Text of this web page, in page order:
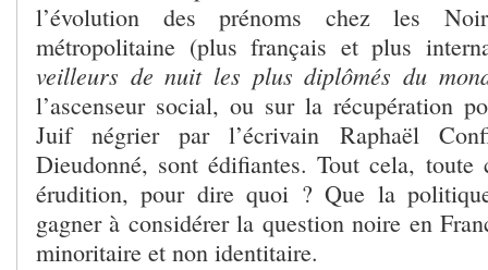
l’évolution des prénoms chez les
métropolitaine (plus français et plus
veilleurs de nuit les plus diplômés du
l’ascenseur social, ou sur la récupération
Juif négrier par l’écrivain Raphaël
Dieudonné, sont édifiantes. Tout cela, toute
érudition, pour dire quoi ? Que la
gagner à considérer la question noire en
minoritaire et non identitaire.